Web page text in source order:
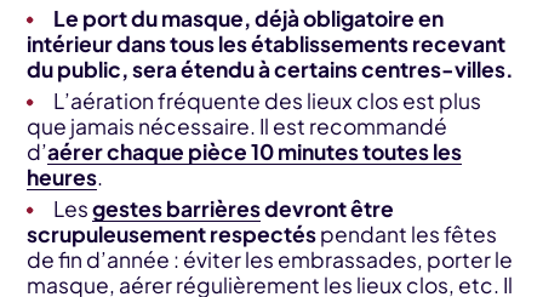
Le port du masque, déjà obligatoire en
intérieur dans tous les établissements recevant
du public, sera étendu à certains centres-villes.
L’aération fréquente des lieux clos est plus
que jamais nécessaire. Il est recommandé
d’aérer chaque pièce 10 minutes toutes les
heures.
Lesgestes barrièresdevront être
scrupuleusement respectéspendant les fêtes
de fin d’année : éviter les embrassades, porter le
masque, aérer régulièrement les lieux clos, etc. Il